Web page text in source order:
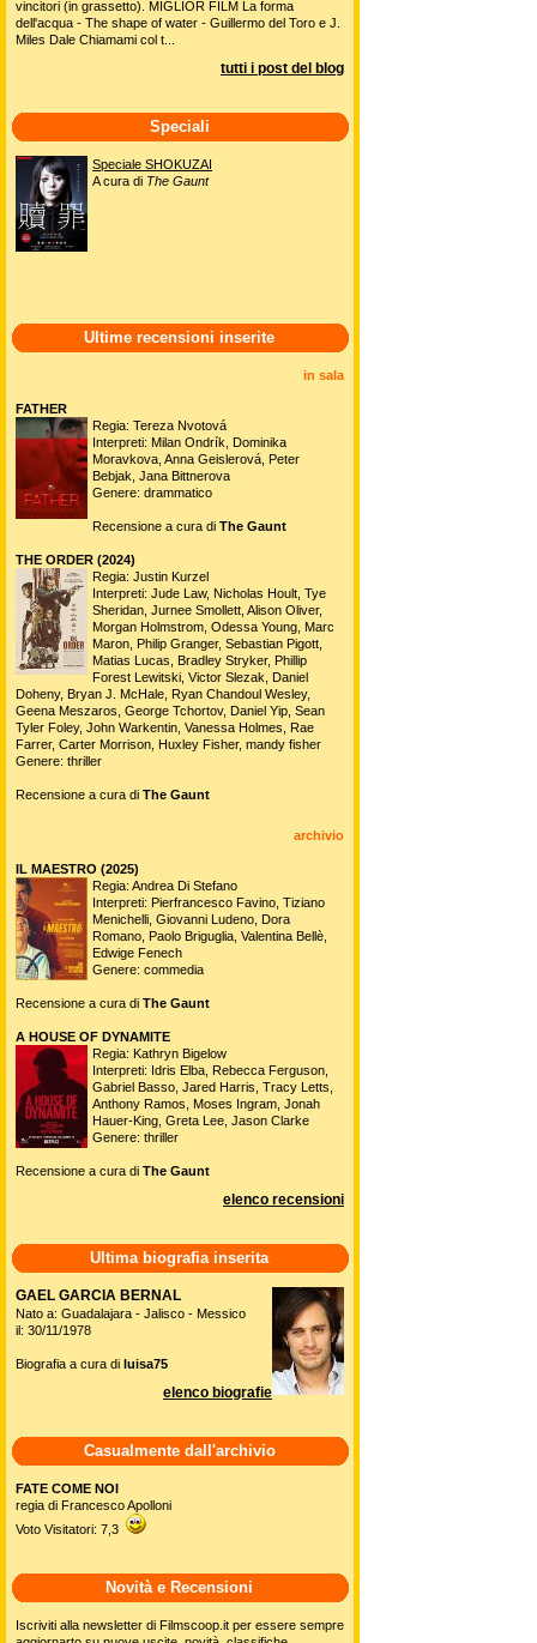
vincitori (in grassetto). MIGLIOR FILM La forma
dell'acqua - The shape of water - Guillermo del Toro e J.
Miles Dale Chiamami col t...
tutti i post del blog
Speciali
Speciale SHOKUZAI
A cura di The Gaunt
Ultime recensioni inserite
in sala
FATHER
Regia: Tereza Nvotová
Interpreti: Milan Ondrík, Dominika
Moravkova, Anna Geislerová, Peter
Bebjak, Jana Bittnerova
Genere: drammatico
Recensione a cura di The Gaunt
THE ORDER (2024)
Regia: Justin Kurzel
Interpreti: Jude Law, Nicholas Hoult, Tye
Sheridan, Jurnee Smollett, Alison Oliver,
Morgan Holmstrom, Odessa Young, Marc
Maron, Philip Granger, Sebastian Pigott,
Matias Lucas, Bradley Stryker, Phillip
Forest Lewitski, Victor Slezak, Daniel
Doheny, Bryan J. McHale, Ryan Chandoul Wesley,
Geena Meszaros, George Tchortov, Daniel Yip, Sean
Tyler Foley, John Warkentin, Vanessa Holmes, Rae
Farrer, Carter Morrison, Huxley Fisher, mandy fisher
Genere: thriller
Recensione a cura di The Gaunt
archivio
IL MAESTRO (2025)
Regia: Andrea Di Stefano
Interpreti: Pierfrancesco Favino, Tiziano
Menichelli, Giovanni Ludeno, Dora
Romano, Paolo Briguglia, Valentina Bellè,
Edwige Fenech
Genere: commedia
Recensione a cura di The Gaunt
A HOUSE OF DYNAMITE
Regia: Kathryn Bigelow
Interpreti: Idris Elba, Rebecca Ferguson,
Gabriel Basso, Jared Harris, Tracy Letts,
Anthony Ramos, Moses Ingram, Jonah
Hauer-King, Greta Lee, Jason Clarke
Genere: thriller
Recensione a cura di The Gaunt
elenco recensioni
Ultima biografia inserita
GAEL GARCIA BERNAL
Nato a: Guadalajara - Jalisco - Messico
il: 30/11/1978
Biografia a cura di luisa75
elenco biografie
Casualmente dall'archivio
FATE COME NOI
regia di Francesco Apolloni
Voto Visitatori: 7,3
Novità e Recensioni
Iscriviti alla newsletter di Filmscoop.it per essere sempre